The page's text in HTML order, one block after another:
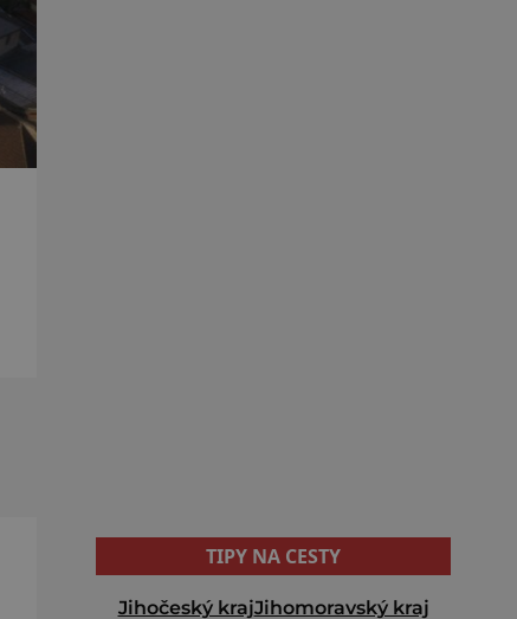
TIPY NA CESTY
Jihočeský krajJihomoravský kraj